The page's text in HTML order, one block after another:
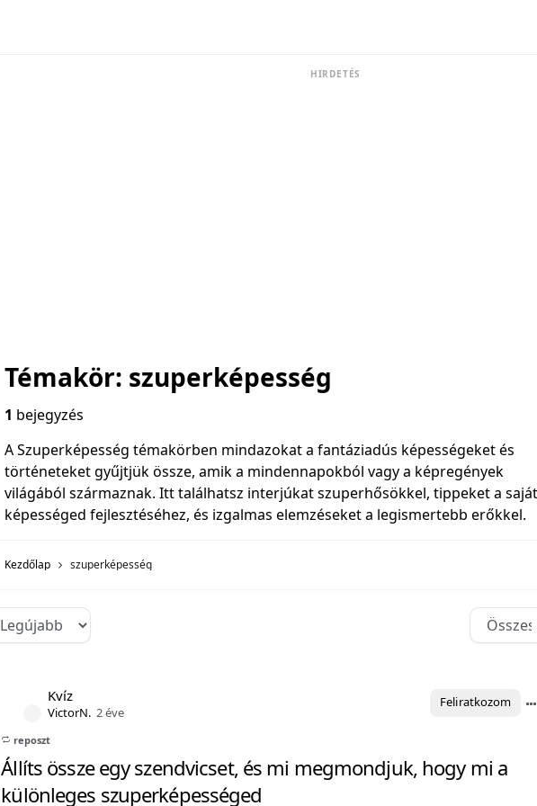
HIRDETÉS
Témakör: szuperképesség
1 bejegyzés
A Szuperképesség témakörben mindazokat a fantáziadús képességeket és
történeteket gyűjtjük össze, amik a mindennapokból vagy a képregények
világából származnak. Itt találhatsz interjúkat szuperhősökkel, tippeket a saját
képességed fejlesztéséhez, és izgalmas elemzéseket a legismertebb erőkkel.
Kezdőlap szuperképesség
Kvíz
VictorN. 2 éve
Feliratkozom
Állíts össze egy szendvicset, és mi megmondjuk, hogy mi a
különleges szuperképességed
reposzt